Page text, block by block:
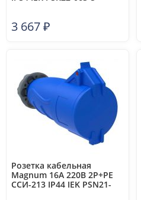
3 667₽
Розетка кабельная
Magnum 16А 220В 2P+PE
ССИ-213 IP44 IEK PSN21-